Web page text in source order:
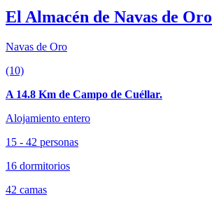
El Almacén de Navas de Oro
Navas de Oro
(10)
A 14.8 Km de Campo de Cuéllar.
Alojamiento entero
15 - 42 personas
16 dormitorios
42 camas